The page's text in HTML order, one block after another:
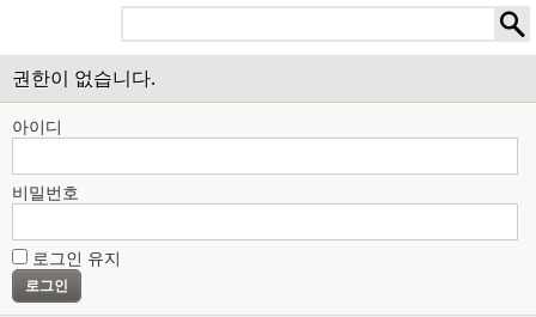
권한이 없습니다.
아이디
비밀번호
로그인 유지